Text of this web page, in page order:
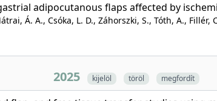
adipocutanous flaps affected by
Á. A., Csóka, L. D., Záhorszki, S., Tóth, A.,
2025 kijelöl töröl megfordít